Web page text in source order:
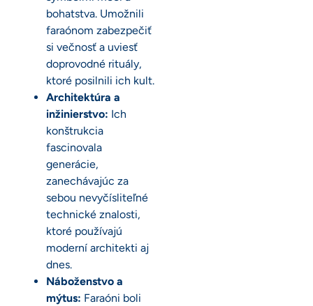
bohatstva. Umožnili
faraónom zabezpečiť
si večnosť a uviesť
doprovodné rituály,
ktoré posilnili ich kult.
Architektúra a
inžinierstvo: Ich
konštrukcia
fascinovala
generácie,
zanechávajúc za
sebou nevyčísliteľné
technické znalosti,
ktoré používajú
moderní architekti aj
dnes.
Náboženstvo a
mýtus: Faraóni boli